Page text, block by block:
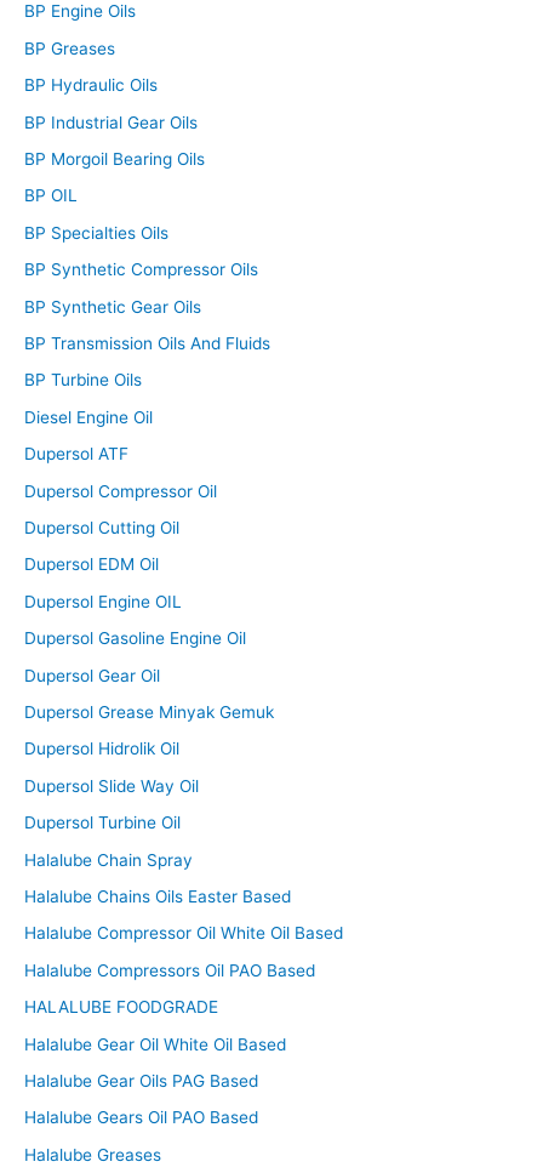
BP Engine Oils
BP Greases
BP Hydraulic Oils
BP Industrial Gear Oils
BP Morgoil Bearing Oils
BP OIL
BP Specialties Oils
BP Synthetic Compressor Oils
BP Synthetic Gear Oils
BP Transmission Oils And Fluids
BP Turbine Oils
Diesel Engine Oil
Dupersol ATF
Dupersol Compressor Oil
Dupersol Cutting Oil
Dupersol EDM Oil
Dupersol Engine OIL
Dupersol Gasoline Engine Oil
Dupersol Gear Oil
Dupersol Grease Minyak Gemuk
Dupersol Hidrolik Oil
Dupersol Slide Way Oil
Dupersol Turbine Oil
Halalube Chain Spray
Halalube Chains Oils Easter Based
Halalube Compressor Oil White Oil Based
Halalube Compressors Oil PAO Based
HALALUBE FOODGRADE
Halalube Gear Oil White Oil Based
Halalube Gear Oils PAG Based
Halalube Gears Oil PAO Based
Halalube Greases